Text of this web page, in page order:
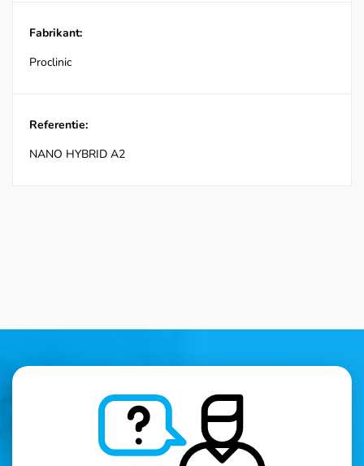
Fabrikant:
Proclinic
Referentie:
NANO HYBRID A2